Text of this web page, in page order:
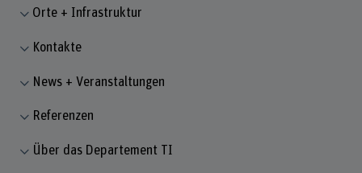
Orte + Infrastruktur
Kontakte
News + Veranstaltungen
Referenzen
Über das Departement TI